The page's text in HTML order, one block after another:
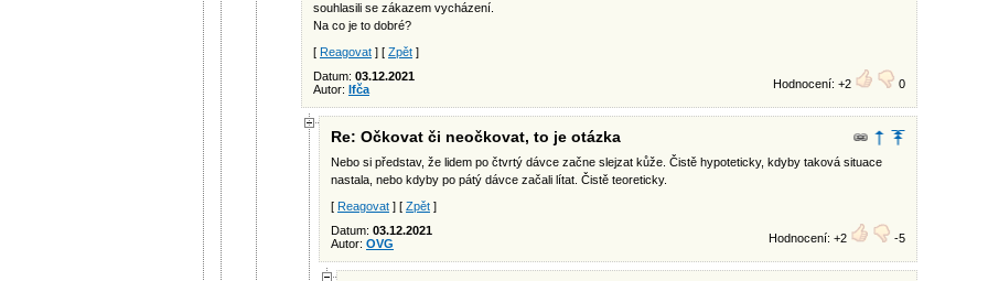
souhlasili se zákazem vycházení.
Na co je to dobré?
[ Reagovat ] [ Zpět ]
Datum: 03.12.2021
Autor: Ifča Hodnocení: +2 0
Re: Očkovat či neočkovat, to je otázka
Nebo si představ, že lidem po čtvrtý dávce začne slejzat kůže. Čistě hypoteticky, kdyby taková situace
nastala, nebo kdyby po pátý dávce začali lítat. Čistě teoreticky.
[ Reagovat ] [ Zpět ]
Datum: 03.12.2021
Autor: OVG Hodnocení: +2 -5